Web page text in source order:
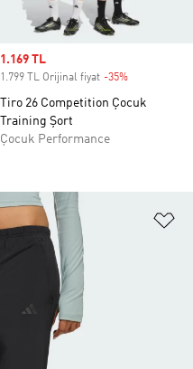
Sale price
1.169 TL
1.799 TL Orijinal fiyat -35%
Tiro 26 Competition Çocuk
Training Şort
Çocuk Performance